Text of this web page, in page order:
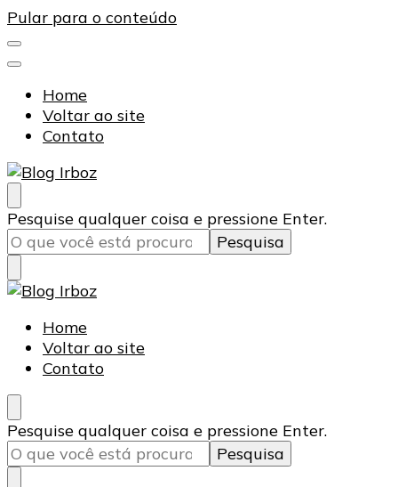
Pular para o conteúdo
Home
Voltar ao site
Contato
Blog Irboz
Blog de Lubrificação Industrial
Procurando
algo?
Pesquise qualquer coisa e pressione Enter.
Blog Irboz
Blog de Lubrificação Industrial
Home
Voltar ao site
Contato
Procurando
algo?
Pesquise qualquer coisa e pressione Enter.